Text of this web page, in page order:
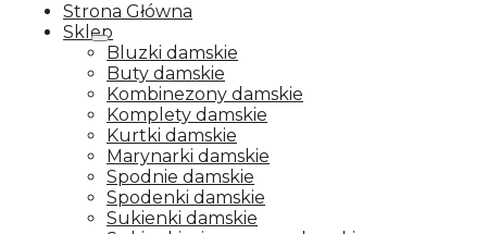
Strona Główna
Sklep
Bluzki damskie
Buty damskie
Kombinezony damskie
Komplety damskie
Kurtki damskie
Marynarki damskie
Spodnie damskie
Spodenki damskie
Sukienki damskie